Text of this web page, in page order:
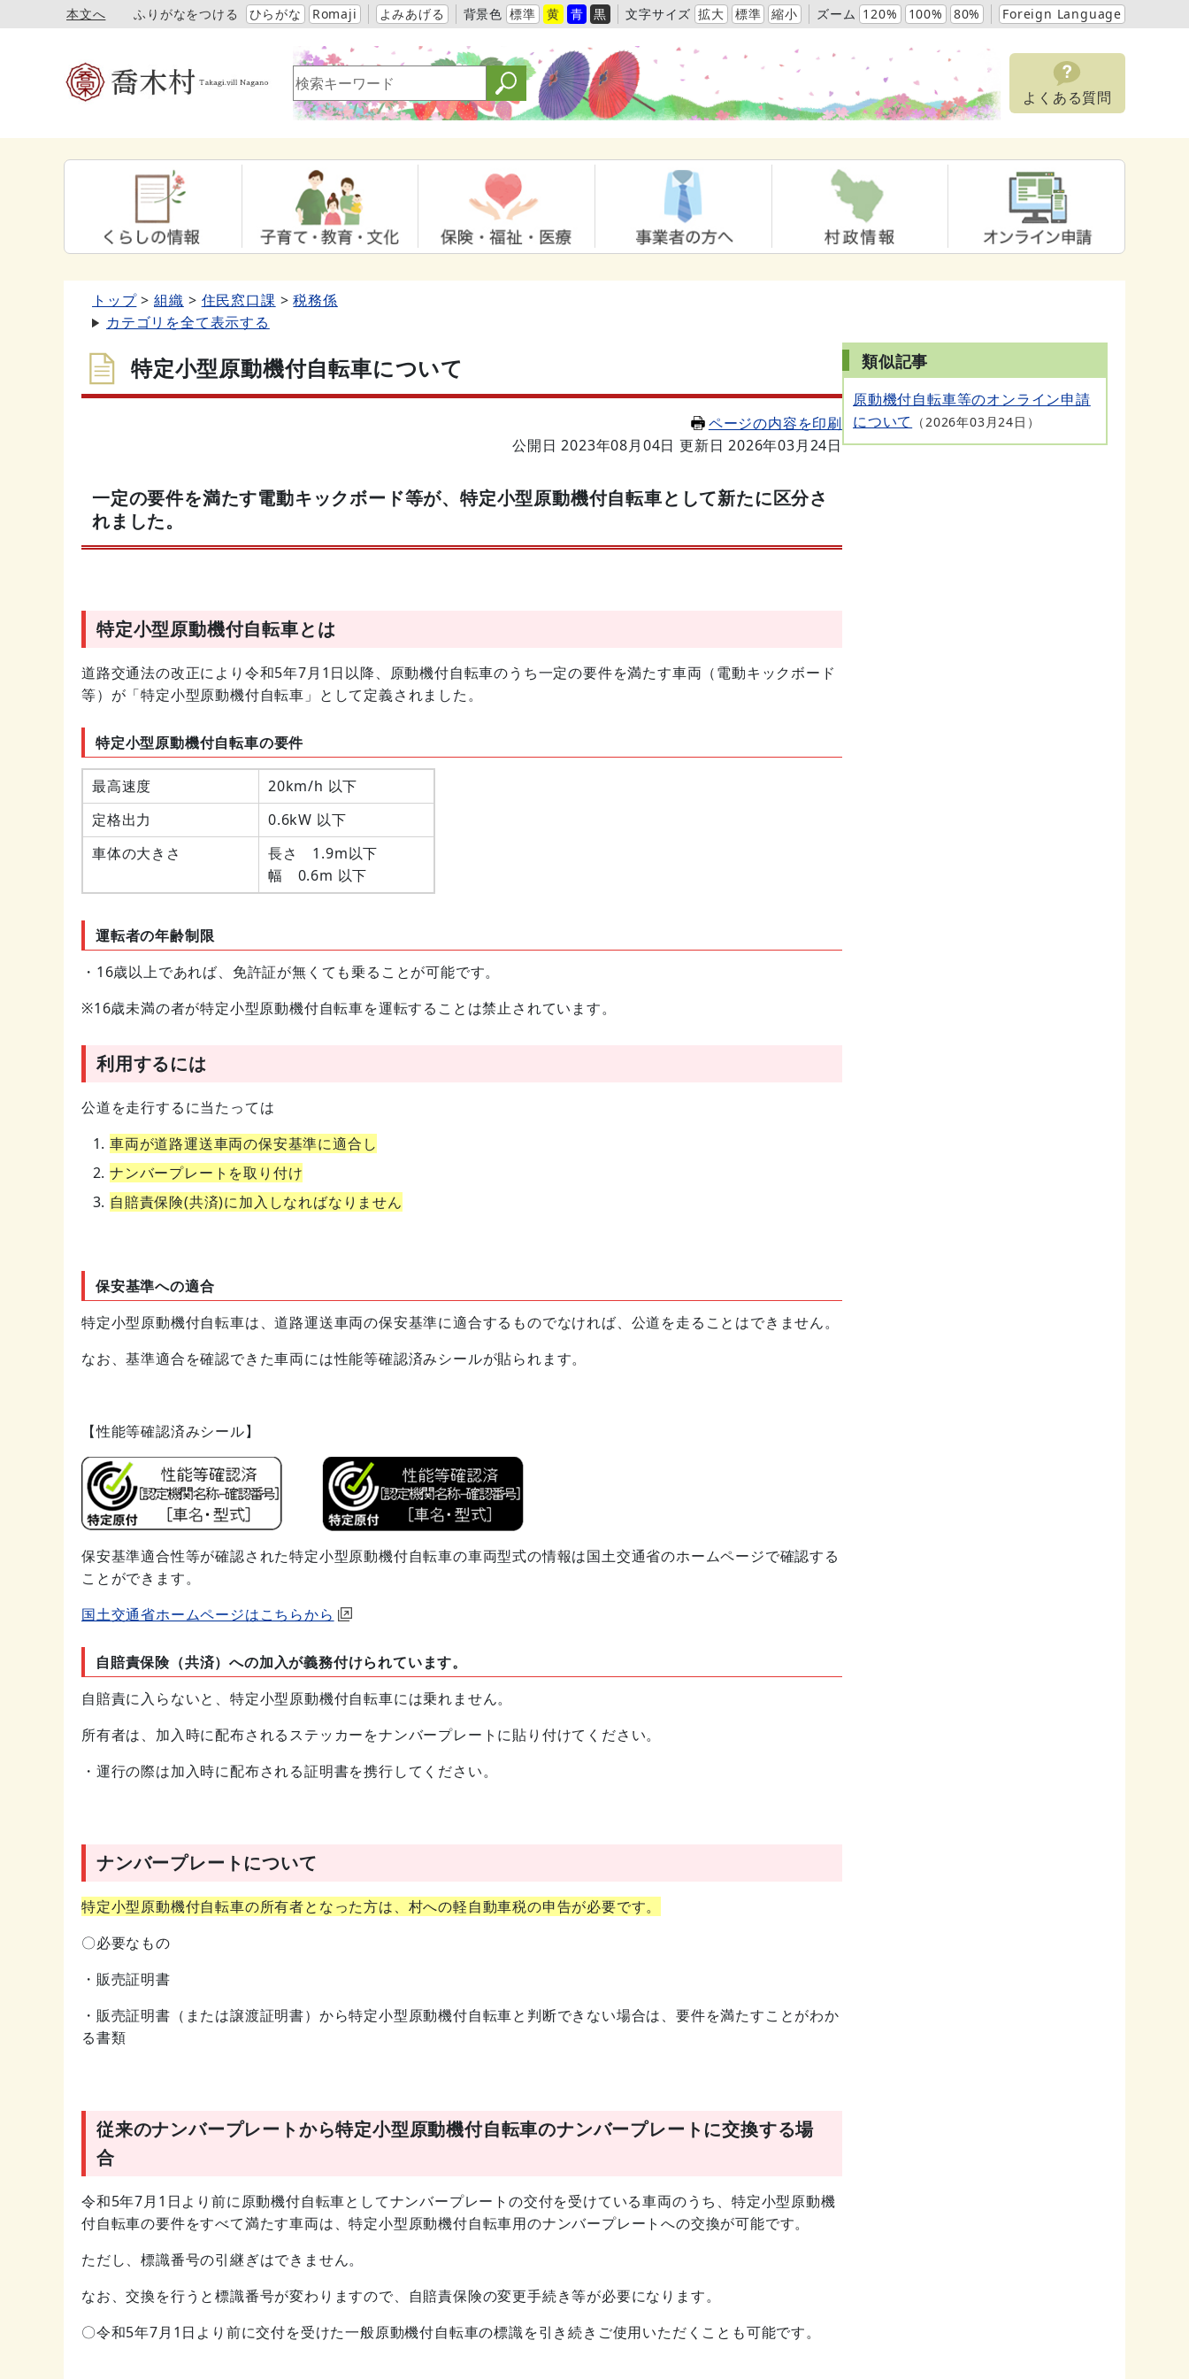
本文へ ふりがなをつける ひらがな Romaji よみあげる 背景色 標準 黄 青 黒 文字サイズ 拡大 標準 縮小 ズーム 120% 100% 80% Foreign Language
よくある質問
トップ 組織 住民窓口課
税務係
カテゴリを全て表示する
特定小型原動機付自転車について
ページの内容を印刷
公開日 2023年08月04日 更新日 2026年03月24日
一定の要件を満たす電動キックボード等が、特定小型原動機付自転車として新たに区分さ
れました。
特定小型原動機付自転車とは
道路交通法の改正により令和5年7月1日以降、原動機付自転車のうち一定の要件を満たす車両（電動キックボード
等）が「特定小型原動機付自転車」として定義されました。
特定小型原動機付自転車の要件
最高速度
20km/h 以下
定格出力
0.6kW 以下
車体の大きさ
長さ 1.9m以下
幅 0.6m 以下
運転者の年齢制限
・16歳以上であれば、免許証が無くても乗ることが可能です。
※16歳未満の者が特定小型原動機付自転車を運転することは禁止されています。
利用するには
公道を走行するに当たっては
車両が道路運送車両の保安基準に適合し
ナンバープレートを取り付け
自賠責保険(共済)に加入しなればなりません
保安基準への適合
特定小型原動機付自転車は、道路運送車両の保安基準に適合するものでなければ、公道を走ることはできません。
なお、基準適合を確認できた車両には性能等確認済みシールが貼られます。
【性能等確認済みシール】
保安基準適合性等が確認された特定小型原動機付自転車の車両型式の情報は国土交通省のホームページで確認する
ことができます。
国土交通省ホームページはこちらから
自賠責保険（共済）への加入が義務付けられています。
自賠責に入らないと、特定小型原動機付自転車には乗れません。
所有者は、加入時に配布されるステッカーをナンバープレートに貼り付けてください。
・運行の際は加入時に配布される証明書を携行してください。
ナンバープレートについて
特定小型原動機付自転車の所有者となった方は、村への軽自動車税の申告が必要です。
〇必要なもの
・販売証明書
・販売証明書（または譲渡証明書）から特定小型原動機付自転車と判断できない場合は、要件を満たすことがわか
る書類
従来のナンバープレートから特定小型原動機付自転車のナンバープレートに交換する場
合
令和5年7月1日より前に原動機付自転車としてナンバープレートの交付を受けている車両のうち、特定小型原動機
付自転車の要件をすべて満たす車両は、特定小型原動機付自転車用のナンバープレートへの交換が可能です。
ただし、標識番号の引継ぎはできません。
なお、交換を行うと標識番号が変わりますので、自賠責保険の変更手続き等が必要になります。
〇令和5年7月1日より前に交付を受けた一般原動機付自転車の標識を引き続きご使用いただくことも可能です。
類似記事
原動機付自転車等のオンライン申請
について
2026年03月24日